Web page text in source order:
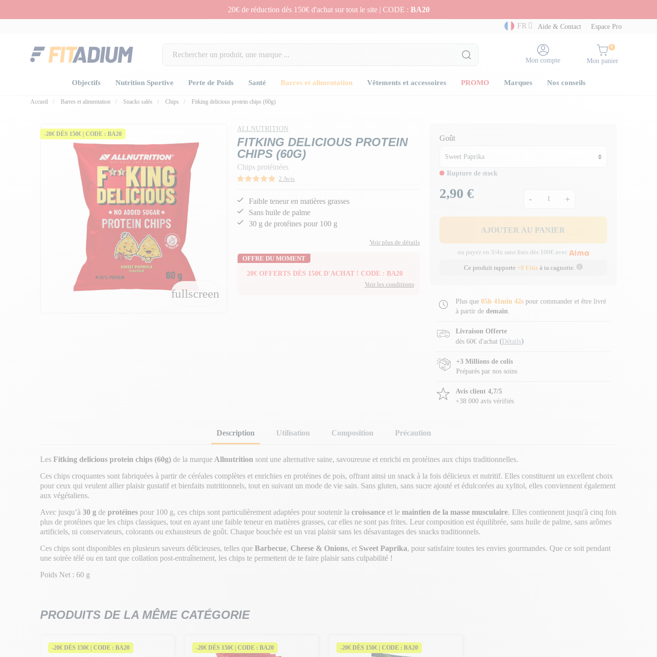
20€ de réduction dès 150€ d'achat sur tout le site | CODE : BA20
FR
Aide & Contact Espace Pro
Mon compte
0
Mon panier
Objectifs Nutrition Sportive Perte de Poids Santé Barres et alimentation Vêtements et accessoires PROMO Marques Nos conseils
Accueil Barres et alimentation Snacks salés Chips Fitking delicious protein chips (60g)
-20€ DÈS 150€ | CODE : BA20
fullscreen
ALLNUTRITION
FITKING DELICIOUS PROTEIN
CHIPS (60G)
Chips protéinées
2 Avis
Faible teneur en matières grasses
Sans huile de palme
30 g de protéines pour 100 g
Voir plus de détails
OFFRE DU MOMENT
20€ OFFERTS DÈS 150€ D'ACHAT ! CODE : BA20
Voir les conditions
Goût
Rupture de stock
Prix
2,90 € - +
AJOUTER AU PANIER
ou payez en 3/4x sans frais dès 100€ avec
Ce produit rapporte +9 Fitizà ta cagnotte.
Plus que 05h 41min 41spour commander et être livré
à partir de demain.
Livraison Offerte
dès 60€ d'achat ( Détails)
+3 Millions de colis
Préparés par nos soins
Avis client 4,7/5
+38 000 avis vérifiés
Description Utilisation Composition Précaution
Les Fitking delicious protein chips (60g) de la marque Allnutrition sont une alternative saine, savoureuse et enrichi en protéines aux chips traditionnelles.
Ces chips croquantes sont fabriquées à partir de céréales complètes et enrichies en protéines de pois, offrant ainsi un snack à la fois délicieux et nutritif. Elles constituent un excellent choix
pour ceux qui veulent allier plaisir gustatif et bienfaits nutritionnels, tout en suivant un mode de vie sain. Sans gluten, sans sucre ajouté et édulcorées au xylitol, elles conviennent également
aux végétaliens.
Avec jusqu’à 30 g de protéines pour 100 g, ces chips sont particulièrement adaptées pour soutenir la croissance et le maintien de la masse musculaire. Elles contiennent jusqu'à cinq fois
plus de protéines que les chips classiques, tout en ayant une faible teneur en matières grasses, car elles ne sont pas frites. Leur composition est équilibrée, sans huile de palme, sans arômes
artificiels, ni conservateurs, colorants ou exhausteurs de goût. Chaque bouchée est un vrai plaisir sans les désavantages des snacks traditionnels.
Ces chips sont disponibles en plusieurs saveurs délicieuses, telles que Barbecue, Cheese & Onions, et Sweet Paprika, pour satisfaire toutes tes envies gourmandes. Que ce soit pendant
une soirée télé ou en tant que collation post-entraînement, les chips te permettent de te faire plaisir sans culpabilité !
Poids Net : 60 g
PRODUITS DE LA MÊME CATÉGORIE
-20€ DÈS 150€ | CODE : BA20 -20€ DÈS 150€ | CODE : BA20 -20€ DÈS 150€ | CODE : BA20